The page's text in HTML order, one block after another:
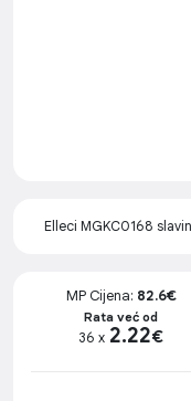
Elleci MGKC0168
MP Cijena: 82.6€
Rata već od
36 x 2.22€